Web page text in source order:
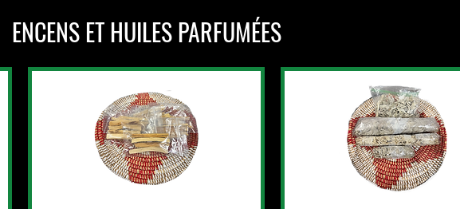
ENCENS ET HUILES PARFUMÉES